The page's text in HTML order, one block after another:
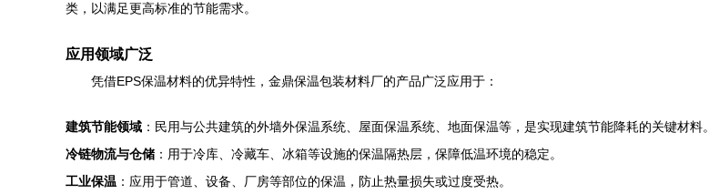
类，以满足更高标准的节能需求。
应用领域广泛
凭借EPS保温材料的优异特性，金鼎保温包装材料厂的产品广泛应用于：
建筑节能领域 ：民用与公共建筑的外墙外保温系统、屋面保温系统、地面保温等，是实现建筑节能降耗的关键材料。
冷链物流与仓储 ：用于冷库、冷藏车、冰箱等设施的保温隔热层，保障低温环境的稳定。
工业保温 ：应用于管道、设备、厂房等部位的保温，防止热量损失或过度受热。